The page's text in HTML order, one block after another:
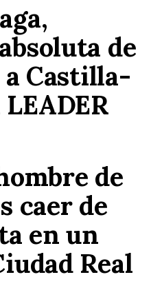
de
Castilla-
de
caer de
en un
Real